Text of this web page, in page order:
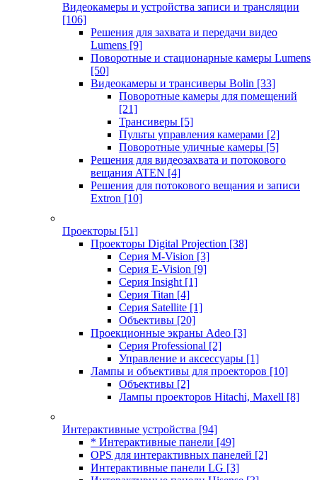
Видеокамеры и устройства записи и трансляции
[106]
Решения для захвата и передачи видео
Lumens [9]
Поворотные и стационарные камеры Lumens
[50]
Видеокамеры и трансиверы Bolin [33]
Поворотные камеры для помещений
[21]
Трансиверы [5]
Пульты управления камерами [2]
Поворотные уличные камеры [5]
Решения для видеозахвата и потокового
вещания ATEN [4]
Решения для потокового вещания и записи
Extron [10]
Проекторы [51]
Проекторы Digital Projection [38]
Серия M-Vision [3]
Серия E-Vision [9]
Серия Insight [1]
Серия Titan [4]
Серия Satellite [1]
Объективы [20]
Проекционные экраны Adeo [3]
Серия Professional [2]
Управление и аксессуары [1]
Лампы и объективы для проекторов [10]
Объективы [2]
Лампы проекторов Hitachi, Maxell [8]
Интерактивные устройства [94]
* Интерактивные панели [49]
OPS для интерактивных панелей [2]
Интерактивные панели LG [3]